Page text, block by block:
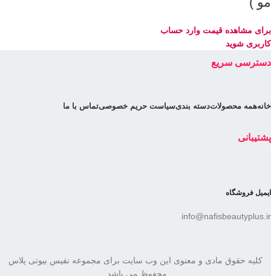
برای مشاهده قیمت وارد حساب
کاربری شوید
دسترسی سریع
خانههمه محصولاتدسته بندیسیاست حریم خصوصیتماس با ما
پشتیبانی
ایمیل فروشگاه
info@nafisbeautyplus.ir
کلیه حقوق مادی و معنوی این وب سایت برای مجموعه نفیس بیوتی پلاس
محفوظ می باشد.